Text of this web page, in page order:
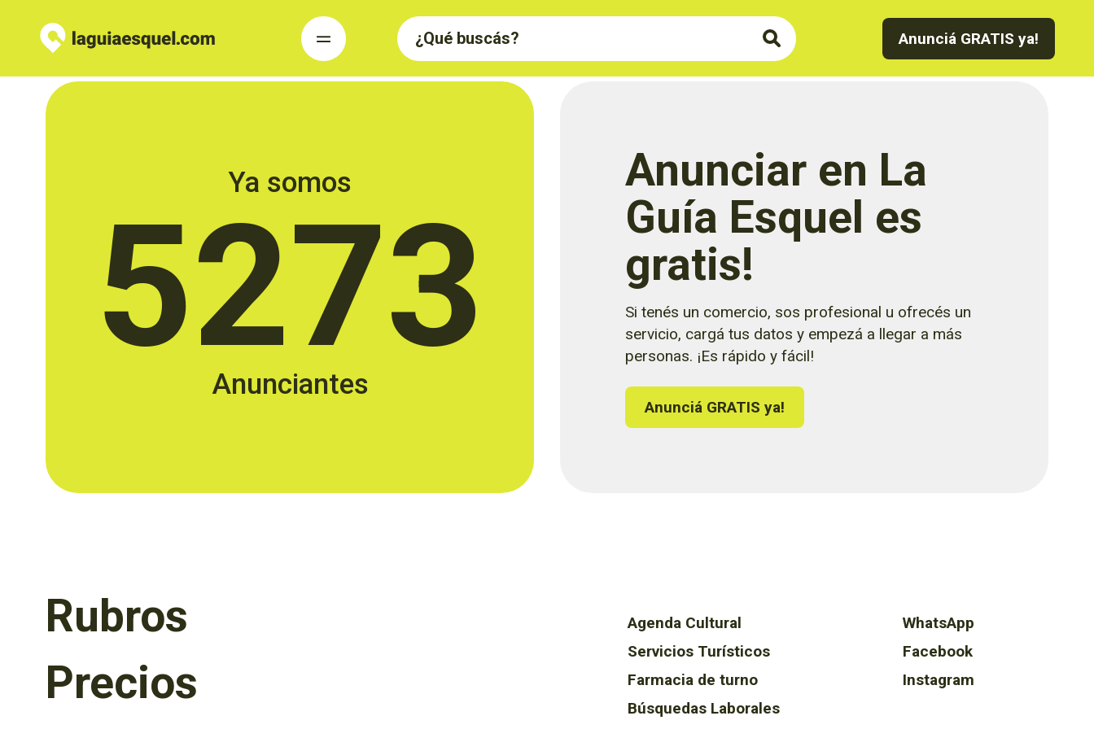
Anunciá GRATIS ya!
Ya somos
5273
Anunciantes
Anunciar en La
Guía Esquel es
gratis!
Si tenés un comercio, sos profesional u ofrecés un
servicio, cargá tus datos y empezá a llegar a más
personas. ¡Es rápido y fácil!
Anunciá GRATIS ya!
Rubros
Precios
Agenda Cultural
Servicios Turísticos
Farmacia de turno
Búsquedas Laborales
WhatsApp
Facebook
Instagram